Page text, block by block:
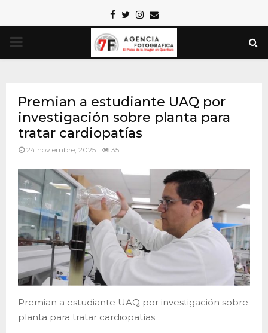
Facebook
TwitterInstagram
Email
PRIMARY
Premian a estudiante UAQ por
investigación sobre planta para
tratar cardiopatías
24 noviembre, 2025 35
Premian a estudiante UAQ por investigación sobre
planta para tratar cardiopatías